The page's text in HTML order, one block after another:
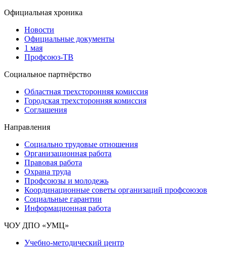
Официальная хроника
Новости
Официальные документы
1 мая
Профсоюз-ТВ
Социальное партнёрство
Областная трехсторонняя комиссия
Городская трехсторонняя комиссия
Соглашения
Направления
Социально трудовые отношения
Организационная работа
Правовая работа
Охрана труда
Профсоюзы и молодежь
Координационные советы организаций профсоюзов
Социальные гарантии
Информационная работа
ЧОУ ДПО «УМЦ»
Учебно-методический центр